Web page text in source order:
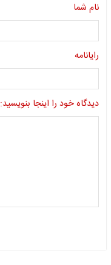
نام شما
رایانامه
دیدگاه خود را اینجا بنویسید: